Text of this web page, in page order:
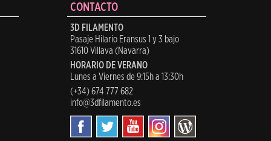
CONTACTO
3D FILAMENTO
Pasaje Hilario Eransus 1 y 3 bajo
31610 Villava (Navarra)
HORARIO DE VERANO
Lunes a Viernes de 9:15h a 13:30h
(+34) 674 777 682
info@3dfilamento.es